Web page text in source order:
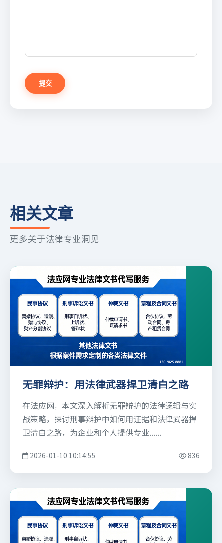
提交
相关文章
更多关于法律专业洞见
无罪辩护：用法律武器捍卫清白之路
在法应网，本文深入解析无罪辩护的法律逻辑与实
战策略，探讨刑事辩护中如何用证据和法律武器捍
卫清白之路，为企业和个人提供专业......
2026-01-10 10:14:55 836